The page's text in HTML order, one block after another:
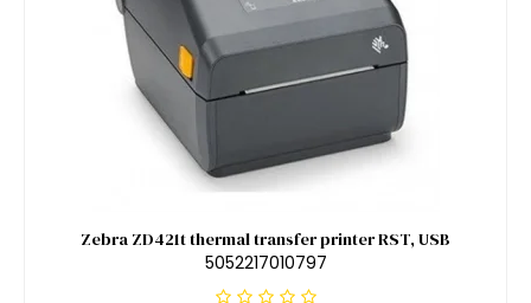
Zebra ZD421t thermal transfer printer RST, USB
5052217010797